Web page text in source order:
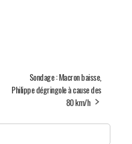
Sondage : Macron baisse,
Philippe dégringole à cause des
80 km/h